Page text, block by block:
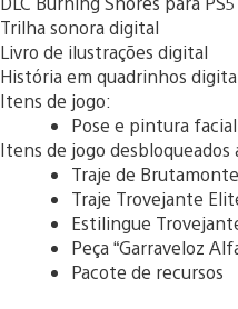
Trilha sonora digital
Livro de ilustrações digital
História em quadrinhos
Itens de jogo:
Pose e pintura
Itens de jogo desbloqueados
Traje de
Traje Trovejante
Estilingue
Peça “Garraveloz
Pacote de recursos